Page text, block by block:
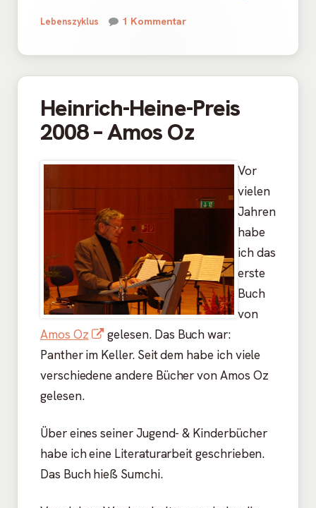
am
Lebenszyklus 1 Kommentarzu Chanukka ist das Fest
Heinrich-Heine-Preis
2008 – Amos Oz
Vor
vielen
Jahren
habe
ich das
erste
Buch
von
Amos Oz
In
neuem
Fenster
gelesen. Das Buch war:
Panther im Keller. Seit dem habe ich viele
verschiedene andere Bücher von Amos Oz
gelesen.
Über eines seiner Jugend- & Kinderbücher
habe ich eine Literaturarbeit geschrieben.
Das Buch hieß Sumchi.